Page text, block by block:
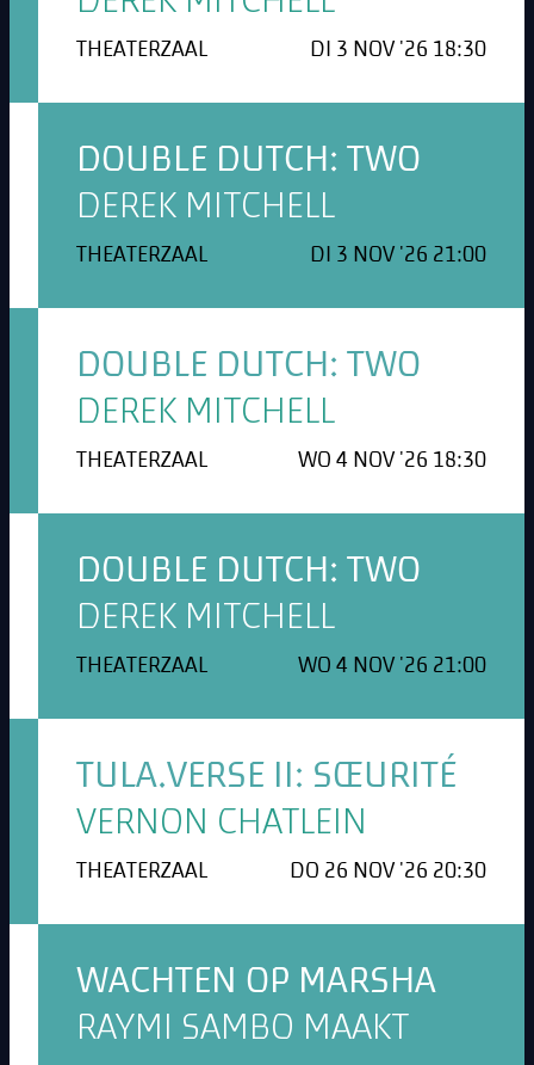
THEATERZAAL DI 3 NOV '26 18:30
DOUBLE DUTCH: TWO
DEREK MITCHELL
THEATERZAAL DI 3 NOV '26 21:00
DOUBLE DUTCH: TWO
DEREK MITCHELL
THEATERZAAL WO 4 NOV '26 18:30
DOUBLE DUTCH: TWO
DEREK MITCHELL
THEATERZAAL WO 4 NOV '26 21:00
TULA.VERSE II: SŒURITÉ
VERNON CHATLEIN
THEATERZAAL DO 26 NOV '26 20:30
WACHTEN OP MARSHA
RAYMI SAMBO MAAKT